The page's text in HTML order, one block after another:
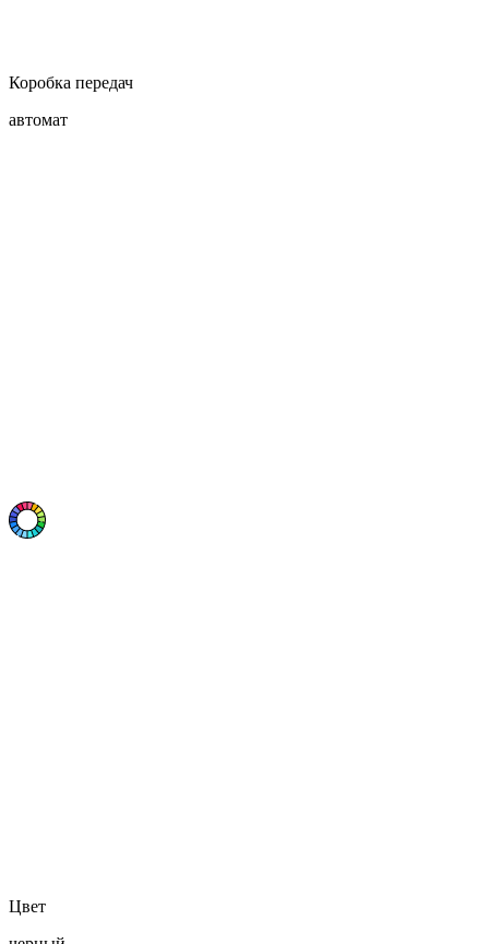
Коробка передач
автомат
Цвет